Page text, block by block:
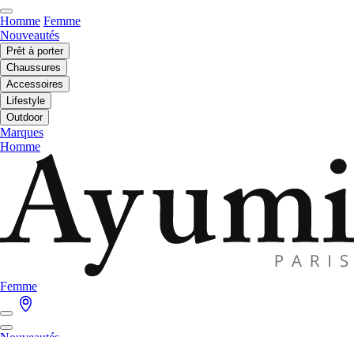
Homme Femme
Nouveautés
Prêt à porter
Chaussures
Accessoires
Lifestyle
Outdoor
Marques
Homme
Femme